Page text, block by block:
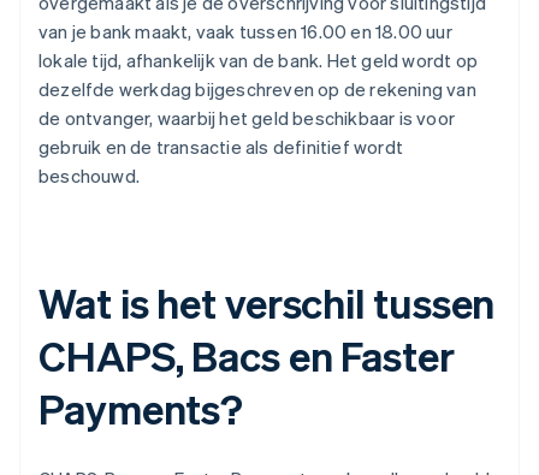
van je bank maakt, vaak tussen 16.00 en 18.00 uur
lokale tijd, afhankelijk van de bank. Het geld wordt op
dezelfde werkdag bijgeschreven op de rekening van
de ontvanger, waarbij het geld beschikbaar is voor
gebruik en de transactie als definitief wordt
beschouwd.
Wat is het verschil tussen
CHAPS, Bacs en Faster
Payments?